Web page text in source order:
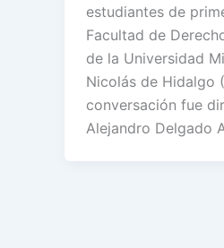
estudiantes de
Facultad de
de la Universidad
Nicolás de Hidalgo
conversación fue
Alejandro Delgado